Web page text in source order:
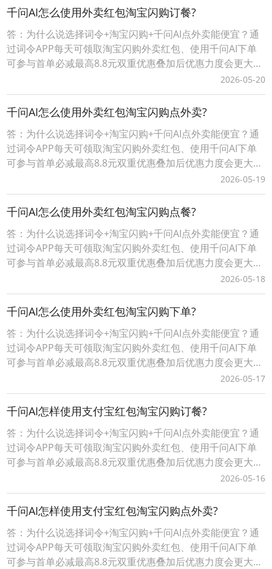
卖红包？1、每天点外卖前，打开词令APP，输入口令“ 8080
”；*注：词令APP领
千问AI怎么使用外卖红包淘宝闪购订餐?
答：为什么说选择词令+淘宝闪购+千问AI点外卖能便宜？通
过词令APP每天可领取淘宝闪购外卖红包、使用千问AI下单
可参与首单必减最高8.8元双重优惠叠加后优惠力度会更大点
外卖更便宜。词令+淘宝闪购+千问AI点外卖省钱攻略详情，
请查看下面详细介绍。词令APP如何天天免费领淘宝闪购外
卖红包？1、每天点外卖前，打开词令APP，输入口令“ 8080
”；*注：词令APP领
2026-05-20
千问AI怎么使用外卖红包淘宝闪购点外卖?
答：为什么说选择词令+淘宝闪购+千问AI点外卖能便宜？通
过词令APP每天可领取淘宝闪购外卖红包、使用千问AI下单
可参与首单必减最高8.8元双重优惠叠加后优惠力度会更大点
外卖更便宜。词令+淘宝闪购+千问AI点外卖省钱攻略详情，
请查看下面详细介绍。词令APP如何天天免费领淘宝闪购外
卖红包？1、每天点外卖前，打开词令APP，输入口令“ 8080
”；*注：词令APP领
2026-05-19
千问AI怎么使用外卖红包淘宝闪购点餐?
答：为什么说选择词令+淘宝闪购+千问AI点外卖能便宜？通
过词令APP每天可领取淘宝闪购外卖红包、使用千问AI下单
可参与首单必减最高8.8元双重优惠叠加后优惠力度会更大点
外卖更便宜。词令+淘宝闪购+千问AI点外卖省钱攻略详情，
请查看下面详细介绍。词令APP如何天天免费领淘宝闪购外
卖红包？1、每天点外卖前，打开词令APP，输入口令“ 8080
”；*注：词令APP领
2026-05-18
千问AI怎么使用外卖红包淘宝闪购下单?
答：为什么说选择词令+淘宝闪购+千问AI点外卖能便宜？通
过词令APP每天可领取淘宝闪购外卖红包、使用千问AI下单
可参与首单必减最高8.8元双重优惠叠加后优惠力度会更大点
外卖更便宜。词令+淘宝闪购+千问AI点外卖省钱攻略详情，
请查看下面详细介绍。词令APP如何天天免费领淘宝闪购外
卖红包？1、每天点外卖前，打开词令APP，输入口令“ 8080
”；*注：词令APP领
2026-05-17
千问AI怎样使用支付宝红包淘宝闪购订餐?
答：为什么说选择词令+淘宝闪购+千问AI点外卖能便宜？通
过词令APP每天可领取淘宝闪购外卖红包、使用千问AI下单
可参与首单必减最高8.8元双重优惠叠加后优惠力度会更大点
外卖更便宜。词令+淘宝闪购+千问AI点外卖省钱攻略详情，
请查看下面详细介绍。词令APP如何天天免费领淘宝闪购外
卖红包？1、每天点外卖前，打开词令APP，输入口令“ 8080
”；*注：词令APP领
2026-05-16
千问AI怎样使用支付宝红包淘宝闪购点外卖?
答：为什么说选择词令+淘宝闪购+千问AI点外卖能便宜？通
过词令APP每天可领取淘宝闪购外卖红包、使用千问AI下单
可参与首单必减最高8.8元双重优惠叠加后优惠力度会更大点